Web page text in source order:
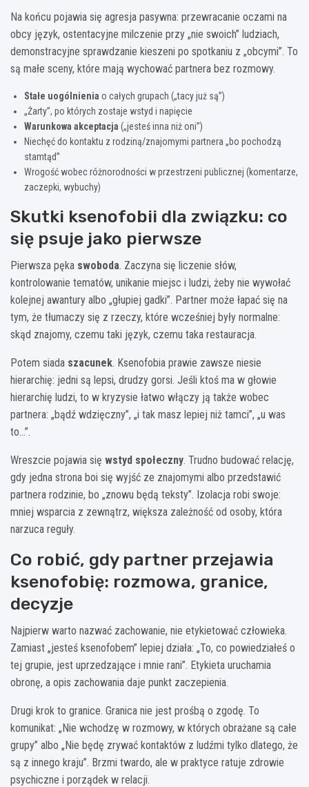
Na końcu pojawia się agresja pasywna: przewracanie oczami na
obcy język, ostentacyjne milczenie przy „nie swoich” ludziach,
demonstracyjne sprawdzanie kieszeni po spotkaniu z „obcymi”. To
są małe sceny, które mają wychować partnera bez rozmowy.
Stałe uogólnienia o całych grupach („tacy już są”)
„Żarty”, po których zostaje wstyd i napięcie
Warunkowa akceptacja („jesteś inna niż oni”)
Niechęć do kontaktu z rodziną/znajomymi partnera „bo pochodzą
stamtąd”
Wrogość wobec różnorodności w przestrzeni publicznej (komentarze,
zaczepki, wybuchy)
Skutki ksenofobii dla związku: co
się psuje jako pierwsze
Pierwsza pęka swoboda. Zaczyna się liczenie słów,
kontrolowanie tematów, unikanie miejsc i ludzi, żeby nie wywołać
kolejnej awantury albo „głupiej gadki”. Partner może łapać się na
tym, że tłumaczy się z rzeczy, które wcześniej były normalne:
skąd znajomy, czemu taki język, czemu taka restauracja.
Potem siada szacunek. Ksenofobia prawie zawsze niesie
hierarchię: jedni są lepsi, drudzy gorsi. Jeśli ktoś ma w głowie
hierarchię ludzi, to w kryzysie łatwo włączy ją także wobec
partnera: „bądź wdzięczny”, „i tak masz lepiej niż tamci”, „u was
to…”.
Wreszcie pojawia się wstyd społeczny. Trudno budować relację,
gdy jedna strona boi się wyjść ze znajomymi albo przedstawić
partnera rodzinie, bo „znowu będą teksty”. Izolacja robi swoje:
mniej wsparcia z zewnątrz, większa zależność od osoby, która
narzuca reguły.
Co robić, gdy partner przejawia
ksenofobię: rozmowa, granice,
decyzje
Najpierw warto nazwać zachowanie, nie etykietować człowieka.
Zamiast „jesteś ksenofobem” lepiej działa: „To, co powiedziałeś o
tej grupie, jest uprzedzające i mnie rani”. Etykieta uruchamia
obronę, a opis zachowania daje punkt zaczepienia.
Drugi krok to granice. Granica nie jest prośbą o zgodę. To
komunikat: „Nie wchodzę w rozmowy, w których obrażane są całe
grupy” albo „Nie będę zrywać kontaktów z ludźmi tylko dlatego, że
są z innego kraju”. Brzmi twardo, ale w praktyce ratuje zdrowie
psychiczne i porządek w relacji.